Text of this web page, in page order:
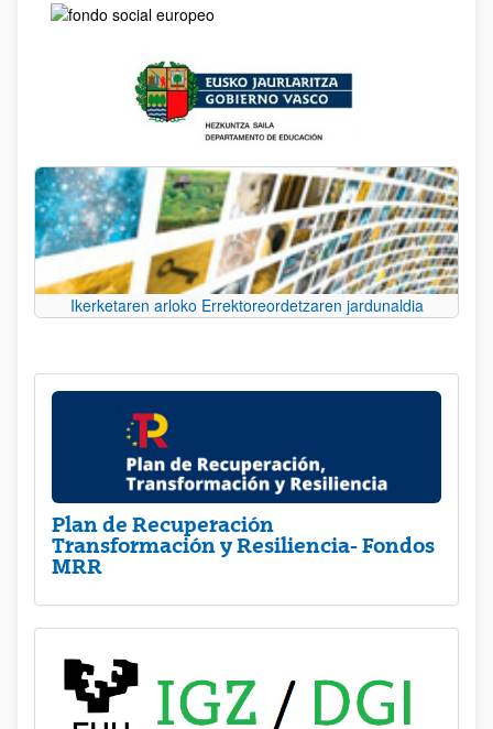
Ikerketaren arloko Errektoreordetzaren jardunaldia
Plan de Recuperación
Transformación y Resiliencia- Fondos
MRR